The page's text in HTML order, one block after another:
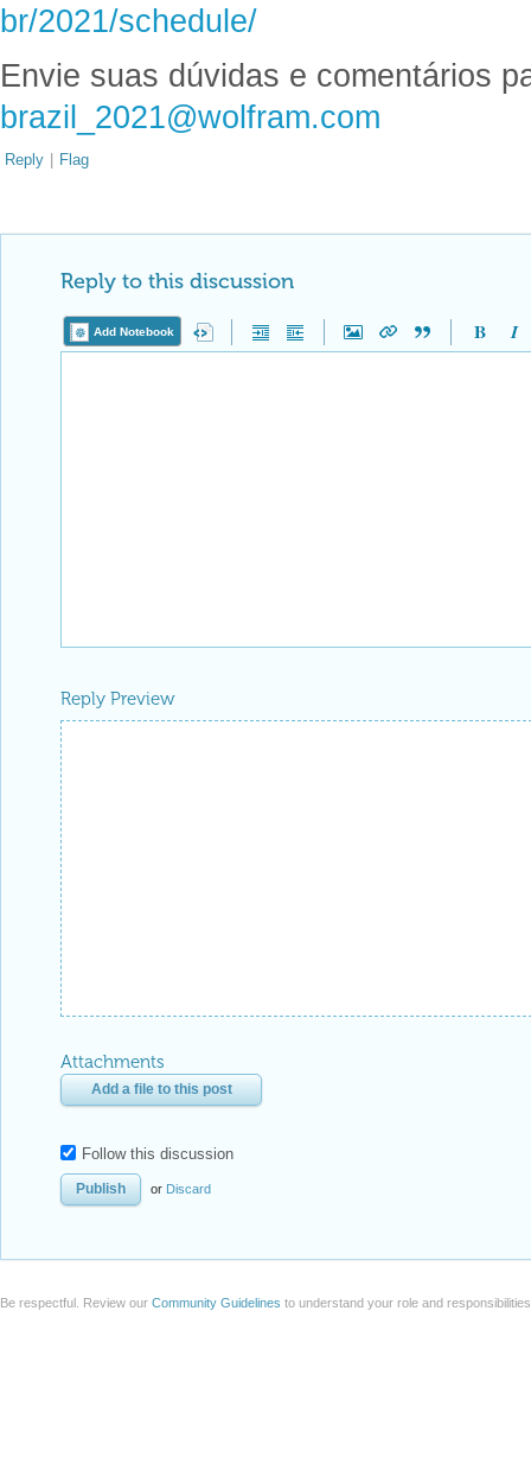
br/2021/schedule/
Envie suas dúvidas e comentários
brazil_2021@wolfram.com
Reply | Flag
Reply to this discussion
Add Notebook
Reply Preview
Attachments
Add a file to this post
Follow this discussion
or Discard
Be respectful. Review our Community Guidelines to understand your role and